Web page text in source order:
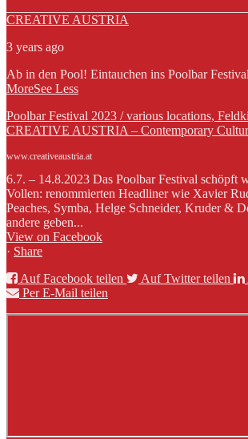
CREATIVE AUSTRIA
3 years ago
Ab in den Pool! Eintauchen ins Poolbar
MoreSee Less
Poolbar Festival 2023 / various locations,
CREATIVE AUSTRIA – Contemporary
www.creativeaustria.at
6.7. – 14.8.2023 Das Poolbar Festival schöpft
Vollen: renommierten Headliner wie Xavier
Peaches, Symba, Helge Schneider, Kruder &
andere geben...
View on Facebook
· Share
Auf Facebook teilen
Auf Twitter teilen
Per E-Mail teilen